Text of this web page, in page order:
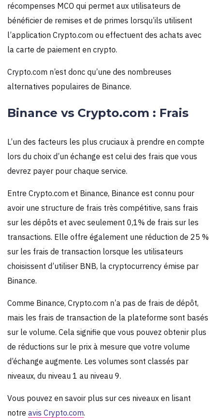
récompenses MCO qui permet aux utilisateurs de
bénéficier de remises et de primes lorsqu’ils utilisent
l’application Crypto.com ou effectuent des achats avec
la carte de paiement en crypto.
Crypto.com n’est donc qu’une des nombreuses
alternatives populaires de Binance.
Binance vs Crypto.com : Frais
L’un des facteurs les plus cruciaux à prendre en compte
lors du choix d’un échange est celui des frais que vous
devrez payer pour chaque service.
Entre Crypto.com et Binance, Binance est connu pour
avoir une structure de frais très compétitive, sans frais
sur les dépôts et avec seulement 0,1% de frais sur les
transactions. Elle offre également une réduction de 25 %
sur les frais de transaction lorsque les utilisateurs
choisissent d’utiliser BNB, la cryptocurrency émise par
Binance.
Comme Binance, Crypto.com n’a pas de frais de dépôt,
mais les frais de transaction de la plateforme sont basés
sur le volume. Cela signifie que vous pouvez obtenir plus
de réductions sur le prix à mesure que votre volume
d’échange augmente. Les volumes sont classés par
niveaux, du niveau 1 au niveau 9.
Vous pouvez en savoir plus sur ces niveaux en lisant
notre avis Crypto.com.